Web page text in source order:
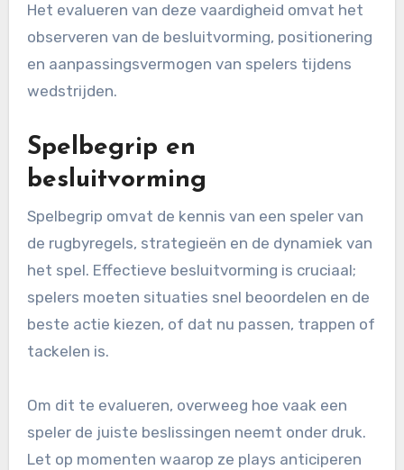
Het evalueren van deze vaardigheid omvat het
observeren van de besluitvorming, positionering
en aanpassingsvermogen van spelers tijdens
wedstrijden.
Spelbegrip en
besluitvorming
Spelbegrip omvat de kennis van een speler van
de rugbyregels, strategieën en de dynamiek van
het spel. Effectieve besluitvorming is cruciaal;
spelers moeten situaties snel beoordelen en de
beste actie kiezen, of dat nu passen, trappen of
tackelen is.
Om dit te evalueren, overweeg hoe vaak een
speler de juiste beslissingen neemt onder druk.
Let op momenten waarop ze plays anticiperen